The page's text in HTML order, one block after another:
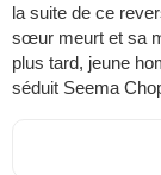
la suite de ce
sœur meurt et sa
plus tard, jeune
séduit Seema